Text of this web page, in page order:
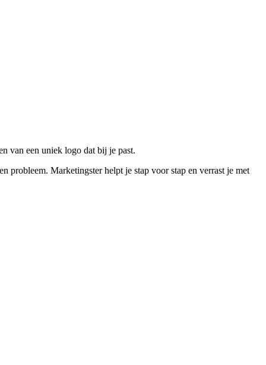
van een uniek logo dat bij je past.
probleem. Marketingster helpt je stap voor stap en verrast je met